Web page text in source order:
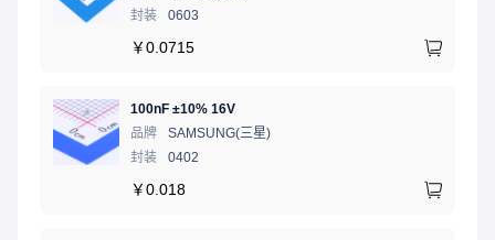
封装
0603
￥0.0715
100nF ±10% 16V
品牌
SAMSUNG(三星)
封装
0402
￥0.018